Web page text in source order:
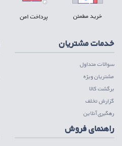
خرید مطمئن پرداخت امن
خدمات مشتریان
سوالات متداول
مشتریان ویژه
برگشت کالا
گزارش تخلف
رهگیری آنلاین
راهنمای فروش